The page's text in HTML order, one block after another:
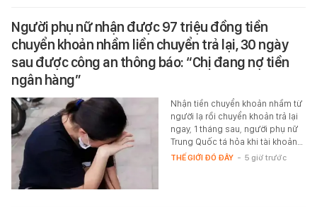
Người phụ nữ nhận được 97 triệu đồng tiền
chuyển khoản nhầm liền chuyển trả lại, 30 ngày
sau được công an thông báo: “Chị đang nợ tiền
ngân hàng”
Nhận tiền chuyển khoản nhầm từ
người lạ rồi chuyển khoản trả lại
ngay, 1 tháng sau, người phụ nữ
Trung Quốc tá hỏa khi tài khoản…
THẾ GIỚI ĐÓ ĐÂY - 5 giờ trước